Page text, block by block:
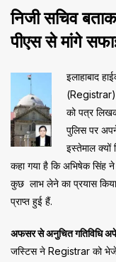
निजी सचिव
पीएस से मांगे
इलाहाबाद
(Registrar)
को पत्र
पुलिस पर
इस्तेमाल क्यों
कहा गया है कि अभिषेक सिंह
कुछ लाभ लेने का प्रयास
प्राप्त हुई हैं.
अफसर से अनुचित गतिविधि
जस्टिस ने Registrar को भेजे